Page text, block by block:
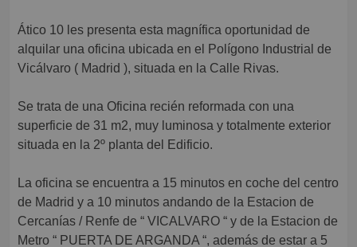
Ático 10 les presenta esta magnífica oportunidad de
alquilar una oficina ubicada en el Polígono Industrial de
Vicálvaro ( Madrid ), situada en la Calle Rivas.
Se trata de una Oficina recién reformada con una
superficie de 31 m2, muy luminosa y totalmente exterior
situada en la 2º planta del Edificio.
La oficina se encuentra a 15 minutos en coche del centro
de Madrid y a 10 minutos andando de la Estacion de
Cercanías / Renfe de “ VICALVARO “ y de la Estacion de
Metro “ PUERTA DE ARGANDA “, además de estar a 5